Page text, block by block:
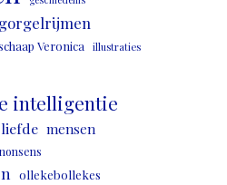
gorgelrijmen
Veronica illustraties
intelligentie
liefde mensen
nonsens
ollekebollekes